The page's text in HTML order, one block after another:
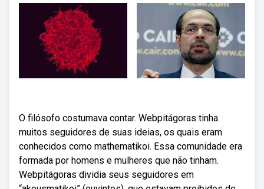
O filósofo costumava contar. Webpitágoras tinha
muitos seguidores de suas ideias, os quais eram
conhecidos como mathematikoi. Essa comunidade era
formada por homens e mulheres que não tinham.
Webpitágoras dividia seus seguidores em